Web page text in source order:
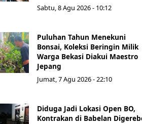
Sabtu, 8 Agu 2026 - 10:12
Puluhan Tahun Menekuni
Bonsai, Koleksi Beringin Milik
Warga Bekasi Diakui Maestro
Jepang
Jumat, 7 Agu 2026 - 22:10
Diduga Jadi Lokasi Open BO,
Kontrakan di Babelan